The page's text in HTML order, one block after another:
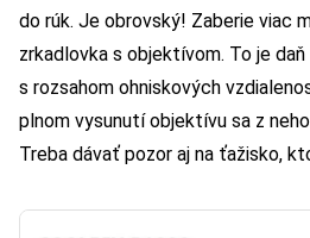
do rúk. Je obrovský! Zaberie viac
zrkadlovka s objektívom. To je
s rozsahom ohniskových
plnom vysunutí objektívu sa z
Treba dávať pozor aj na ťažisko,